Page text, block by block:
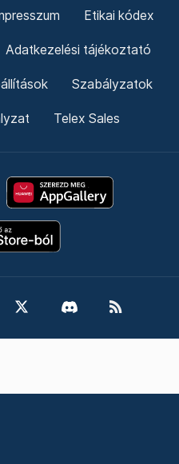
Etikai kódex
Adatkezelési tájékoztató
Szabályzatok
Telex Sales